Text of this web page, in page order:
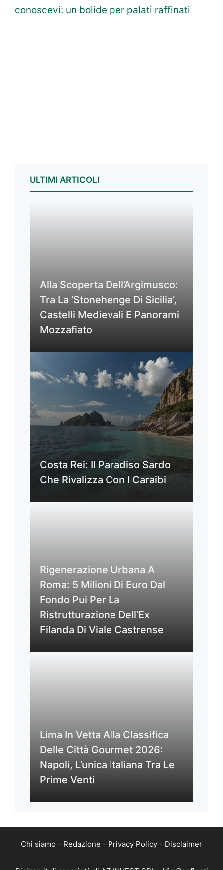
conoscevi: un bolide per palati raffinati
ULTIMI ARTICOLI
Alla Scoperta Dell’Argimusco:
Tra La ‘Stonehenge Di Sicilia’,
Castelli Medievali E Panorami
Mozzafiato
Costa Rei: Il Paradiso Sardo
Che Rivalizza Con I Caraibi
Rigenerazione Urbana A
Roma: 5 Milioni Di Euro Dal
Fondo Pui Per La
Ristrutturazione Dell’Ex
Filanda Di Viale Castrense
Lima In Vetta Alla Classifica
Delle Città Gourmet 2026:
Napoli, L’unica Italiana Tra Le
Prime Venti
Chi siamo - Redazione - Privacy Policy - Disclaimer